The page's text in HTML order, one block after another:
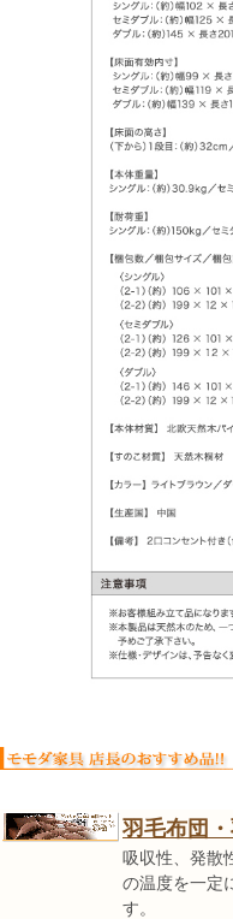
羽毛布団
吸収性、発散
の温度を一定
す。